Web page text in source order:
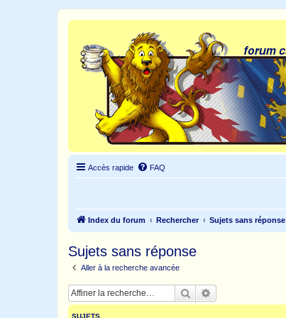
Accès rapide FAQ
Index du forum Rechercher Sujets sans réponse
Sujets sans réponse
Aller à la recherche avancée
Rechercher
SUJETS